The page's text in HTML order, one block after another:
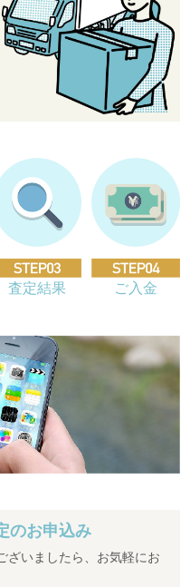
査定結果 ご入金
のお申込み
ざいましたら、お気軽にお